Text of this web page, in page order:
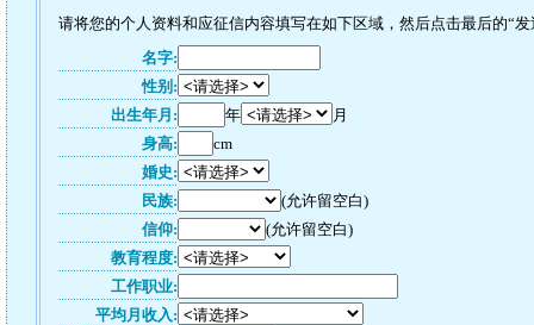
请将您的个人资料和应征信内容填写在如下区域，然后点击最后的“
名字:
性别:
出生年月:
年
月
身高:
cm
婚史:
民族:
(允许留空白)
信仰:
(允许留空白)
教育程度:
工作职业:
平均月收入: